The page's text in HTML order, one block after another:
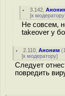
3.142 ,
[к модератору
Не совсем,
takeover у
2.110 ,Аноним (
[к модератору]
Следует
повредить